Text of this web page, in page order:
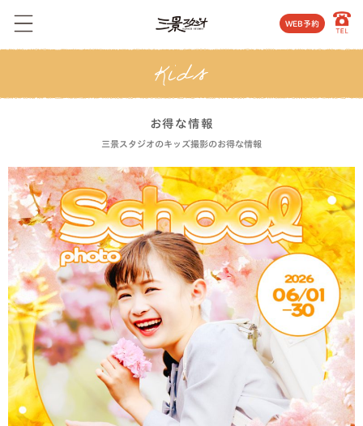
WEB予約
お得な情報
三景スタジオのキッズ撮影のお得な情報